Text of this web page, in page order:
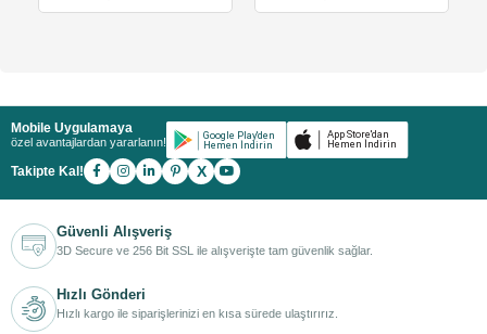
Mobile Uygulamaya
özel avantajlardan yararlanın!
Takipte Kal! X
Güvenli Alışveriş
3D Secure ve 256 Bit SSL ile alışverişte tam güvenlik sağlar.
Hızlı Gönderi
Hızlı kargo ile siparişlerinizi en kısa sürede ulaştırırız.